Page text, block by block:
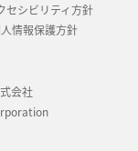
セシビリティ方針
情報保護方針
会社